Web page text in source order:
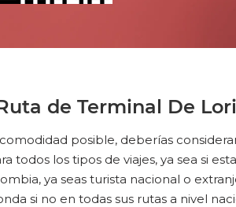
de Terminal De
posible, deberías
los tipos de viajes, ya sea si
ya seas turista nacional o
si no en todas sus rutas a nivel